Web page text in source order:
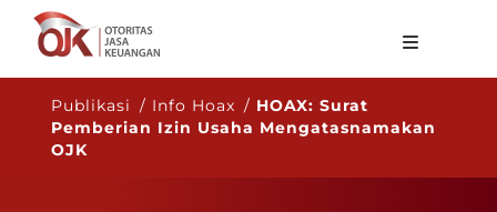
Tentang OJK
Fungsi Utama
Publikasi / Info Hoax / HOAX: Surat
Pemberian Izin Usaha Mengatasnamakan
OJK